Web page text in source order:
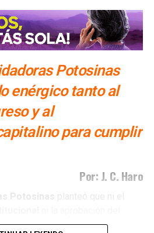
Potosinas
enérgico tanto al
y al
para cumplir
Por: J. C. Haro
Potosinas
planteó que ni el
han sido suficientes para